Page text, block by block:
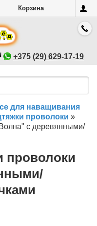
Корзина
+375 (29) 629-17-19
для наващивания
проволоки »
с деревянными/
проволоки